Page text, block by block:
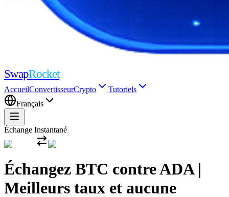
SwapRocket
AccueilConvertisseurCrypto
Tutoriels
Français
Échange Instantané
Échangez BTC contre ADA |
Meilleurs taux et aucune